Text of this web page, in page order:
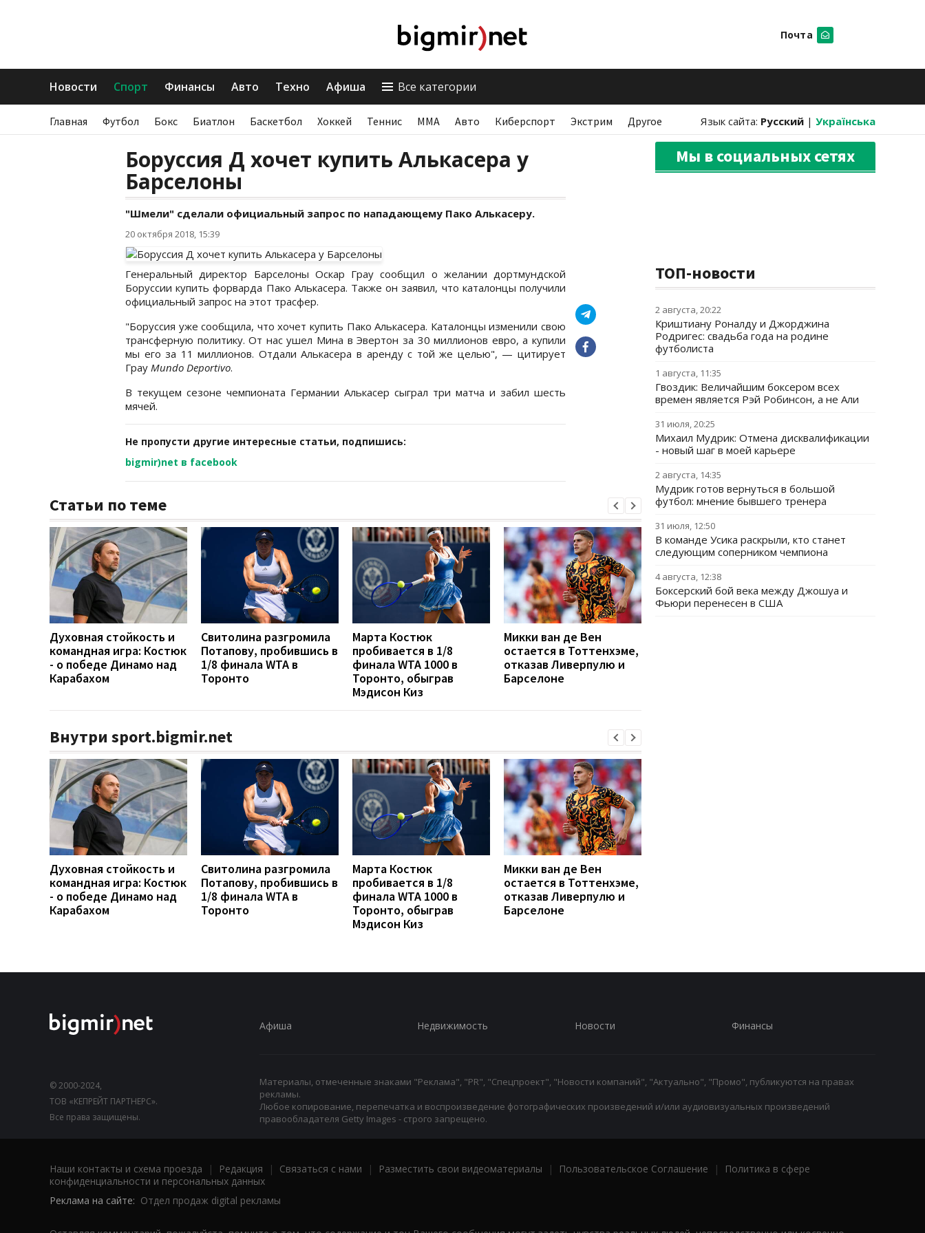
Почта
Новости Спорт Финансы Авто Техно Афиша Все категории
Главная Футбол Бокс Биатлон Баскетбол Хоккей Теннис ММА Авто Киберспорт Экстрим Другое Язык сайта: Русский | Українська
Боруссия Д хочет купить Алькасера у
Барселоны
"Шмели" сделали официальный запрос по нападающему Пако Алькасеру.
20 октября 2018, 15:39
Генеральный директор Барселоны Оскар Грау сообщил о желании дортмундской
Боруссии купить форварда Пако Алькасера. Также он заявил, что каталонцы получили
официальный запрос на этот трасфер.
"Боруссия уже сообщила, что хочет купить Пако Алькасера. Каталонцы изменили свою
трансферную политику. От нас ушел Мина в Эвертон за 30 миллионов евро, а купили
мы его за 11 миллионов. Отдали Алькасера в аренду с той же целью", — цитирует
Грау Mundo Deportivo.
В текущем сезоне чемпионата Германии Алькасер сыграл три матча и забил шесть
мячей.
Не пропусти другие интересные статьи, подпишись:
bigmir)net в facebook
Статьи по теме
Духовная стойкость и
командная игра: Костюк
- о победе Динамо над
Карабахом
Свитолина разгромила
Потапову, пробившись в
1/8 финала WTA в
Торонто
Марта Костюк
пробивается в 1/8
финала WTA 1000 в
Торонто, обыграв
Мэдисон Киз
Микки ван де Вен
остается в Тоттенхэме,
отказав Ливерпулю и
Барселоне
Внутри sport.bigmir.net
Духовная стойкость и
командная игра: Костюк
- о победе Динамо над
Карабахом
Свитолина разгромила
Потапову, пробившись в
1/8 финала WTA в
Торонто
Марта Костюк
пробивается в 1/8
финала WTA 1000 в
Торонто, обыграв
Мэдисон Киз
Микки ван де Вен
остается в Тоттенхэме,
отказав Ливерпулю и
Барселоне
Мы в социальных сетях
ТОП-новости
2 августа, 20:22
Криштиану Роналду и Джорджина
Родригес: свадьба года на родине
футболиста
1 августа, 11:35
Гвоздик: Величайшим боксером всех
времен является Рэй Робинсон, а не Али
31 июля, 20:25
Михаил Мудрик: Отмена дисквалификации
- новый шаг в моей карьере
2 августа, 14:35
Мудрик готов вернуться в большой
футбол: мнение бывшего тренера
31 июля, 12:50
В команде Усика раскрыли, кто станет
следующим соперником чемпиона
4 августа, 12:38
Боксерский бой века между Джошуа и
Фьюри перенесен в США
© 2000-2024,
ТОВ «КЕПРЕЙТ ПАРТНЕРС».
Все права защищены.
Афиша Недвижимость Новости Финансы
Материалы, отмеченные знаками "Реклама", "PR", "Спецпроект", "Новости компаний", "Актуально", "Промо", публикуются на правах
рекламы.
Любое копирование, перепечатка и воспроизведение фотографических произведений и/или аудиовизуальных произведений
правообладателя Getty Images - строго запрещено.
Наши контакты и схема проезда | Редакция | Связаться с нами | Разместить свои видеоматериалы | Пользовательское Соглашение |
Политика в сфере
конфиденциальности и персональных данных
Реклама на сайте: Отдел продаж digital рекламы